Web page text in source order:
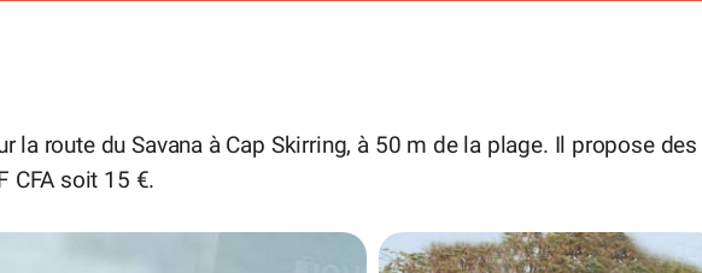
la route du Savana à Cap Skirring, à 50 m de la plage. Il propose des
CFA soit 15 €.